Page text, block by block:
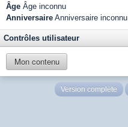
Âge Âge inconnu
Anniversaire Anniversaire inconnu
Contrôles utilisateur
Mon contenu
Version complète